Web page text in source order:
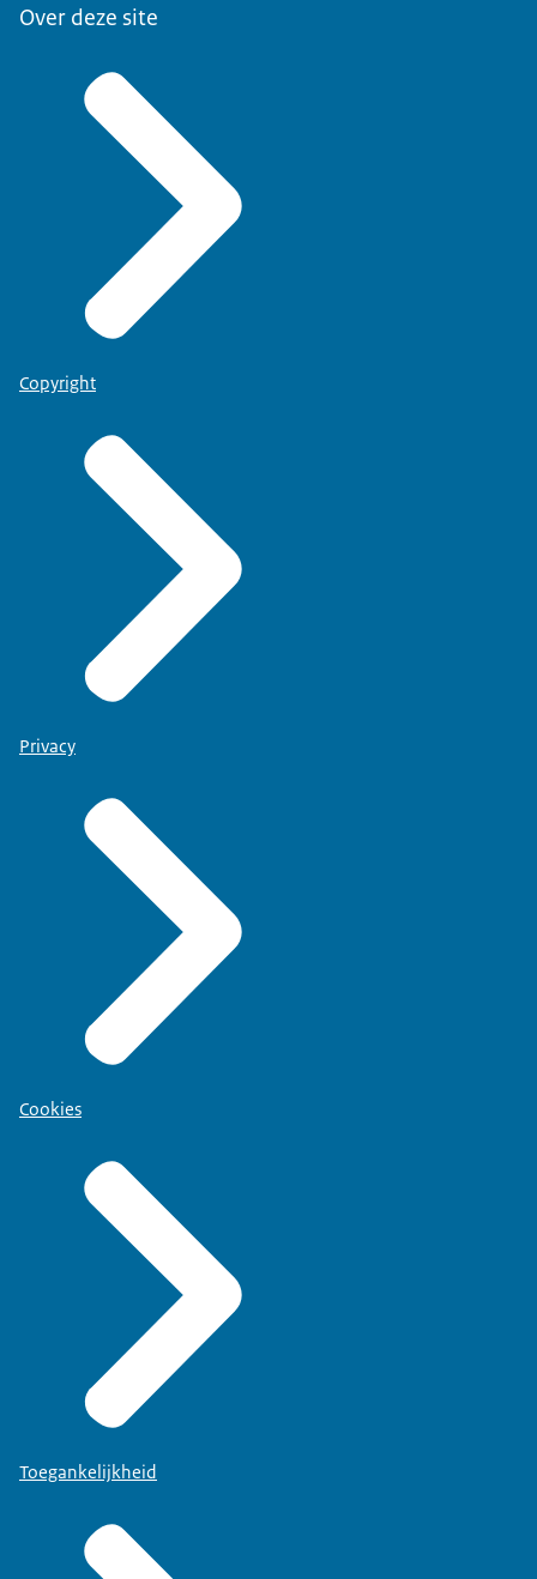
Over deze site
Copyright
Privacy
Cookies
Toegankelijkheid